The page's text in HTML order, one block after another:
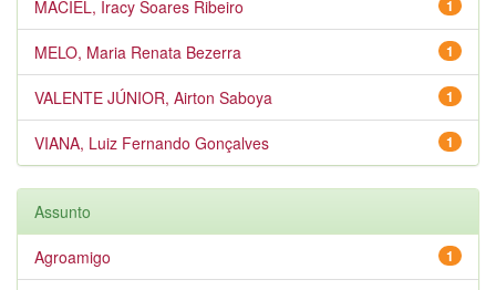
1
MACIEL, Iracy Soares Ribeiro
1
MELO, Maria Renata Bezerra
1
VALENTE JÚNIOR, Airton Saboya
1
VIANA, Luiz Fernando Gonçalves
Assunto
1
Agroamigo